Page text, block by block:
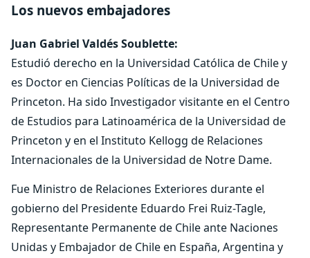
Los nuevos embajadores
Juan Gabriel Valdés Soublette:
Estudió derecho en la Universidad Católica de Chile y
es Doctor en Ciencias Políticas de la Universidad de
Princeton. Ha sido Investigador visitante en el Centro
de Estudios para Latinoamérica de la Universidad de
Princeton y en el Instituto Kellogg de Relaciones
Internacionales de la Universidad de Notre Dame.
Fue Ministro de Relaciones Exteriores durante el
gobierno del Presidente Eduardo Frei Ruiz-Tagle,
Representante Permanente de Chile ante Naciones
Unidas y Embajador de Chile en España, Argentina y